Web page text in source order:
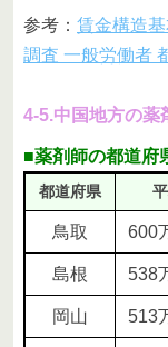
参考： 賃金構造
調査 一般労働者
4-5.中国地方の薬
■薬剤師の都道府
都道府県
鳥取 600
島根 538
岡山 513